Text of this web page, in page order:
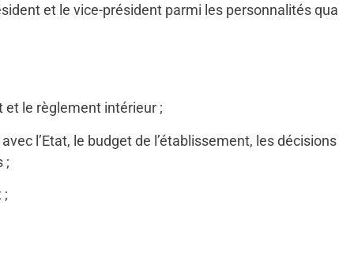
et le vice-président parmi les personnalités
et le règlement intérieur ;
l’Etat, le budget de l’établissement, les
;
;